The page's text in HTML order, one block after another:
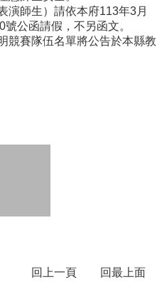
演師生）請依本府113年3月
公函請假，不另函文。
競賽隊伍名單將公告於本縣教
回上一頁 回最上面